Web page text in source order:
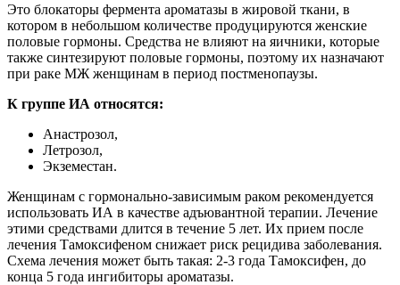
Это блокаторы фермента ароматазы в жировой ткани, в
котором в небольшом количестве продуцируются женские
половые гормоны. Средства не влияют на яичники, которые
также синтезируют половые гормоны, поэтому их назначают
при раке МЖ женщинам в период постменопаузы.
К группе ИА относятся:
Анастрозол,
Летрозол,
Экземестан.
Женщинам с гормонально-зависимым раком рекомендуется
использовать ИА в качестве адъювантной терапии. Лечение
этими средствами длится в течение 5 лет. Их прием после
лечения Тамоксифеном снижает риск рецидива заболевания.
Схема лечения может быть такая: 2-3 года Тамоксифен, до
конца 5 года ингибиторы ароматазы.